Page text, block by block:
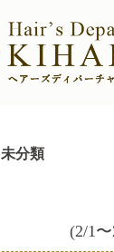
未分類
(2/1〜